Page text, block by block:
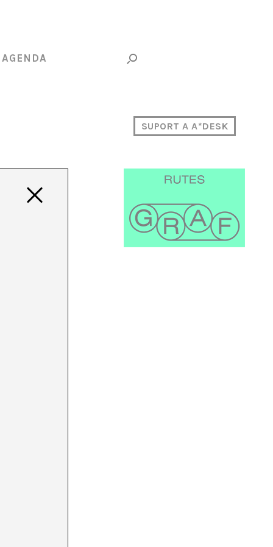
AGENDA
SUPORT A A*DESK